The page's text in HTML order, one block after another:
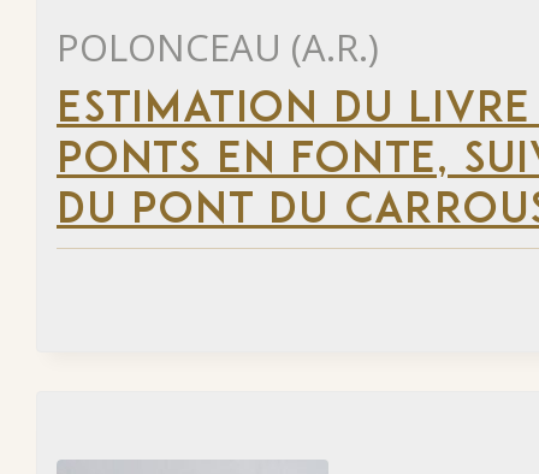
POLONCEAU (A.R.)
ESTIMATION DU
PONTS EN FONTE,
DU PONT DU